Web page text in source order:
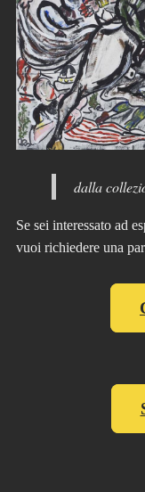
dalla
Se sei interessato ad
vuoi richiedere una